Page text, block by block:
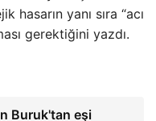
yanı sıra “acı
gerektiğini yazdı.
Buruk'tan eşi